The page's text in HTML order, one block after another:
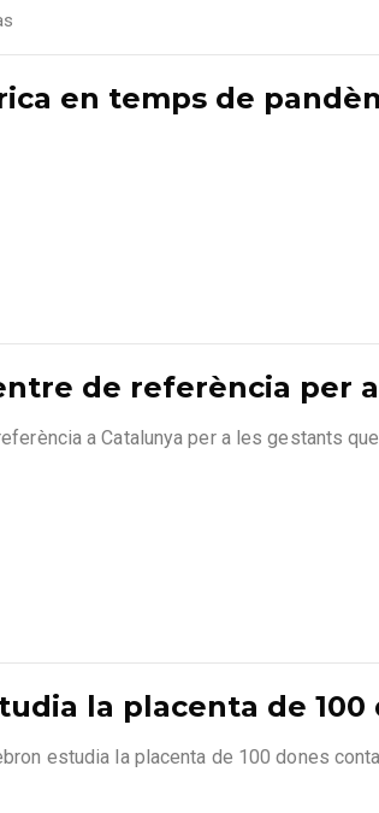
en temps de
de referència per
a Catalunya per a les gestants
la placenta de 100
estudia la placenta de 100 dones